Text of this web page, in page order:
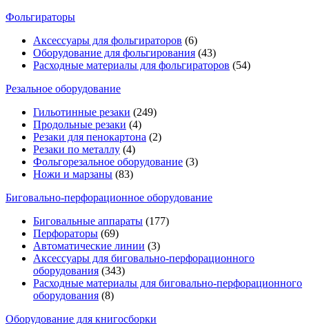
Фольгираторы
Аксессуары для фольгираторов (6)
Оборудование для фольгирования (43)
Расходные материалы для фольгираторов (54)
Резальное оборудование
Гильотинные резаки (249)
Продольные резаки (4)
Резаки для пенокартона (2)
Резаки по металлу (4)
Фольгорезальное оборудование (3)
Ножи и марзаны (83)
Биговально-перфорационное оборудование
Биговальные аппараты (177)
Перфораторы (69)
Автоматические линии (3)
Аксессуары для биговально-перфорационного
оборудования (343)
Расходные материалы для биговально-перфорационного
оборудования (8)
Оборудование для книгосборки